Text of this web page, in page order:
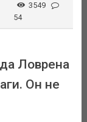
3549
54
Ловрена
Он не